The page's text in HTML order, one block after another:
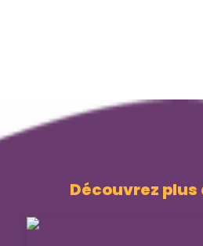
Découvrez plus